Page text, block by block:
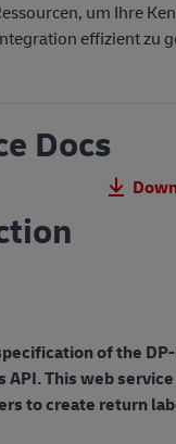
um Ihre
effizient zu
Docs
of the
API. This web
to create return